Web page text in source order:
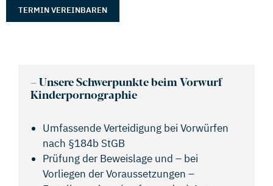
TERMIN VEREINBAREN
– Unsere Schwerpunkte beim Vorwurf
Kinderpornographie
Umfassende Verteidigung bei Vorwürfen
nach §184b StGB
Prüfung der Beweislage und – bei
Vorliegen der Voraussetzungen –